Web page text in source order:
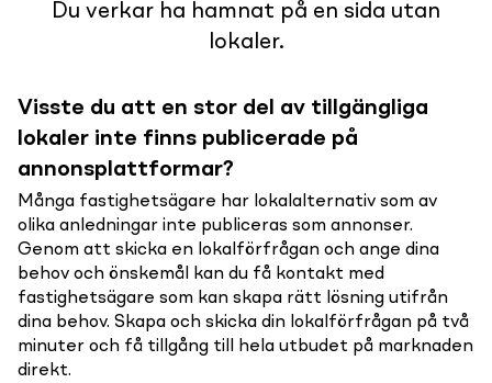
Du verkar ha hamnat på en sida utan
lokaler.
Visste du att en stor del av tillgängliga
lokaler inte finns publicerade på
annonsplattformar?
Många fastighetsägare har lokalalternativ som av
olika anledningar inte publiceras som annonser.
Genom att skicka en lokalförfrågan och ange dina
behov och önskemål kan du få kontakt med
fastighetsägare som kan skapa rätt lösning utifrån
dina behov. Skapa och skicka din lokalförfrågan på två
minuter och få tillgång till hela utbudet på marknaden
direkt.